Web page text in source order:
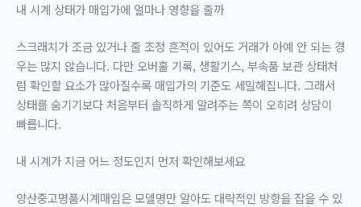
내 시계 상태가 매입가에 얼마나 영향을 줄까
스크래치가 조금 있거나 줄 조정 흔적이 있어도 거래가 아예 안 되는 경
우는 많지 않습니다. 다만 오버홀 기록, 생활기스, 부속품 보관 상태처
럼 확인할 요소가 많아질수록 매입가의 기준도 세밀해집니다. 그래서
상태를 숨기기보다 처음부터 솔직하게 알려주는 쪽이 오히려 상담이
빠릅니다.
내 시계가 지금 어느 정도인지 먼저 확인해보세요
양산중고명품시계매입은 모델명만 알아도 대략적인 방향을 잡을 수 있